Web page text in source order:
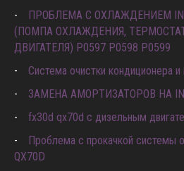
ПРОБЛЕМА С ОХЛАЖДЕНИЕМ
(ПОМПА ОХЛАЖДЕНИЯ,
ДВИГАТЕЛЯ) P0597 P0598 P0599
Система очистки кондиционера
ЗАМЕНА АМОРТИЗАТОРОВ НА
fx30d qx70d с дизельным
Проблема с прокачкой системы
QX70D